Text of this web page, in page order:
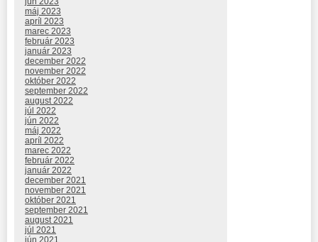
máj 2023
apríl 2023
marec 2023
február 2023
január 2023
december 2022
november 2022
október 2022
september 2022
august 2022
júl 2022
jún 2022
máj 2022
apríl 2022
marec 2022
február 2022
január 2022
december 2021
november 2021
október 2021
september 2021
august 2021
júl 2021